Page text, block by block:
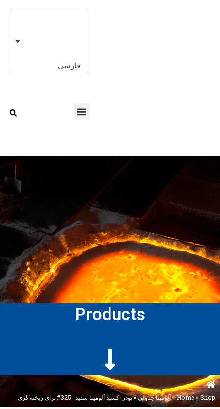
فارسی
Menu
Products
Home»Shop
»آلومینا جدولی»پودر اکسید آلومینا سفید -325# برای ریخته گری